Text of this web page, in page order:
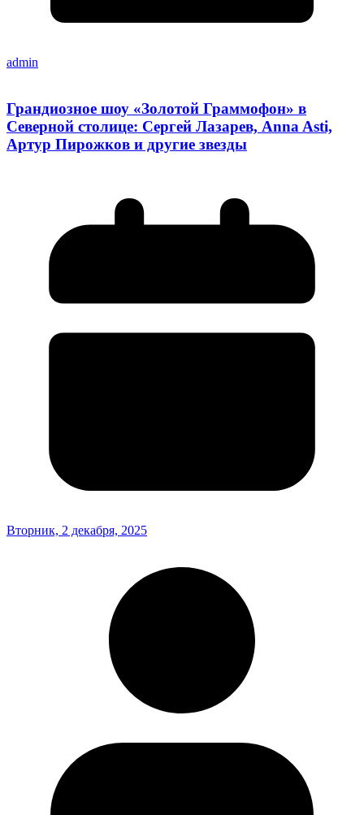
admin
Грандиозное шоу «Золотой Граммофон» в
Северной столице: Сергей Лазарев, Anna Asti,
Артур Пирожков и другие звезды
Вторник, 2 декабря, 2025